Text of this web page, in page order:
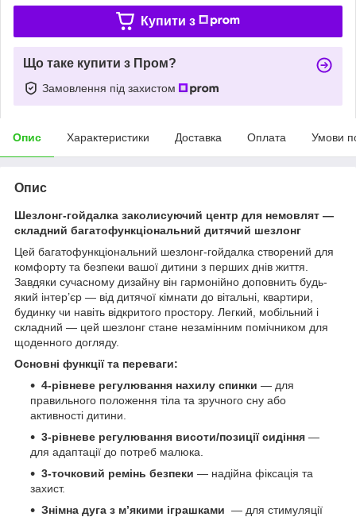
Купити з
Що таке купити з Пром?
Замовлення під захистом
Опис Характеристики Доставка Оплата Умови
Опис
Шезлонг-гойдалка заколисуючий центр для немовлят —
складний багатофункціональний дитячий шезлонг
Цей багатофункціональний шезлонг-гойдалка створений для
комфорту та безпеки вашої дитини з перших днів життя.
Завдяки сучасному дизайну він гармонійно доповнить будь-
який інтер’єр — від дитячої кімнати до вітальні, квартири,
будинку чи навіть відкритого простору. Легкий, мобільний і
складний — цей шезлонг стане незамінним помічником для
щоденного догляду.
Основні функції та переваги:
4-рівневе регулювання нахилу спинки — для
правильного положення тіла та зручного сну або
активності дитини.
3-рівневе регулювання висоти/позиції сидіння —
для адаптації до потреб малюка.
3-точковий ремінь безпеки — надійна фіксація та
захист.
Знімна дуга з м’якими іграшками — для стимуляції